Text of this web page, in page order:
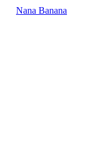
Nana Banana